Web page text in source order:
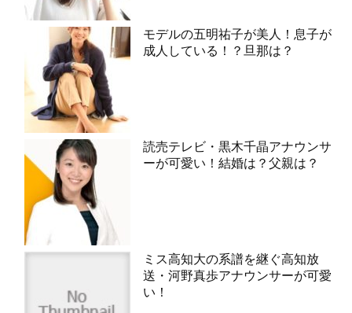
モデルの五明祐子が美人！息子が
成人している！？旦那は？
読売テレビ・黒木千晶アナウンサ
ーが可愛い！結婚は？父親は？
ミス高知大の系譜を継ぐ高知放
送・河野真歩アナウンサーが可愛
い！